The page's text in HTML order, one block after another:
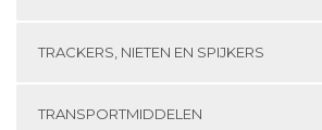
TRACKERS, NIETEN EN SPIJKERS
TRANSPORTMIDDELEN